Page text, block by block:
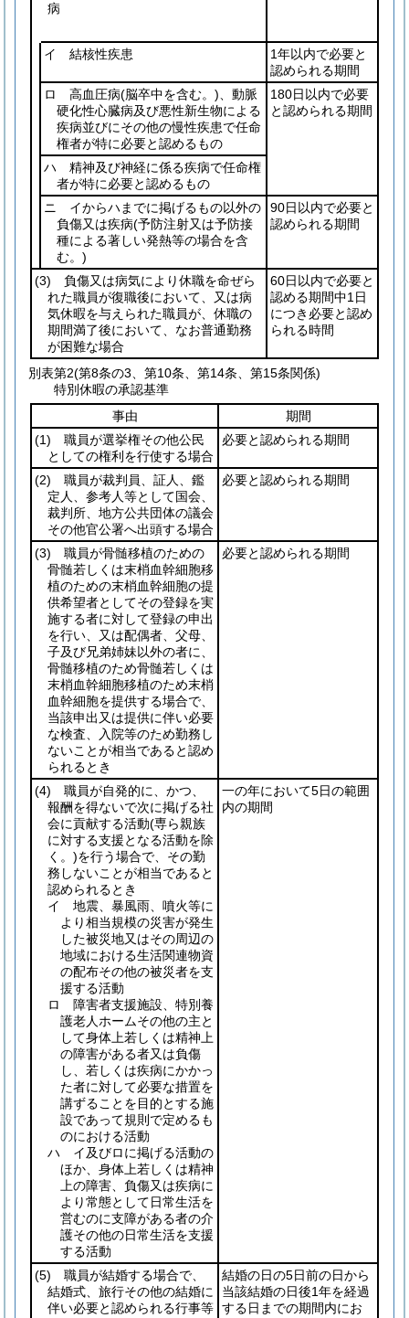
病
イ 結核性疾患
1年以内で必要と
認められる期間
ロ 高血圧病(脳卒中を含む。) 、動脈
硬化性心臓病及び悪性新生物による
疾病並びにその他の慢性疾患で任命
権者が特に必要と認めるもの
180日以内で必要
と認められる期間
ハ 精神及び神経に係る疾病で任命権
者が特に必要と認めるもの
ニ イからハまでに掲げるもの以外の
負傷又は疾病(予防注射又は予防接
種による著しい発熱等の場合を含
む。)
90日以内で必要と
認められる期間
(3) 負傷又は病気により休職を命ぜら
れた職員が復職後において、又は病
気休暇を与えられた職員が、休職の
期間満了後において、なお普通勤務
が困難な場合
60日以内で必要と
認める期間中1日
につき必要と認め
られる時間
別表第2(第8条の3、第10条、第14条、第15条関係)
特別休暇の承認基準
事由
期間
(1) 職員が選挙権その他公民
としての権利を行使する場合
必要と認められる期間
(2) 職員が裁判員、証人、鑑
定人、参考人等として国会、
裁判所、地方公共団体の議会
その他官公署へ出頭する場合
必要と認められる期間
(3) 職員が骨髄移植のための
骨髄若しくは末梢血幹細胞移
植のための末梢血幹細胞の提
供希望者としてその登録を実
施する者に対して登録の申出
を行い、又は配偶者、父母、
子及び兄弟姉妹以外の者に、
骨髄移植のため骨髄若しくは
末梢血幹細胞移植のため末梢
血幹細胞を提供する場合で、
当該申出又は提供に伴い必要
な検査、入院等のため勤務し
ないことが相当であると認め
られるとき
必要と認められる期間
(4) 職員が自発的に、かつ、
報酬を得ないで次に掲げる社
会に貢献する活動(専ら親族
に対する支援となる活動を除
く。)を行う場合で、その勤
務しないことが相当であると
認められるとき
イ 地震、暴風雨、噴火等に
より相当規模の災害が発生
した被災地又はその周辺の
地域における生活関連物資
の配布その他の被災者を支
援する活動
ロ 障害者支援施設、特別養
護老人ホームその他の主と
して身体上若しくは精神上
の障害がある者又は負傷
し、若しくは疾病にかかっ
た者に対して必要な措置を
講ずることを目的とする施
設であって規則で定めるも
のにおける活動
ハ イ及びロに掲げる活動の
ほか、身体上若しくは精神
上の障害、負傷又は疾病に
より常態として日常生活を
営むのに支障がある者の介
護その他の日常生活を支援
する活動
一の年において5日の範囲
内の期間
(5) 職員が結婚する場合で、
結婚式、旅行その他の結婚に
伴い必要と認められる行事等
結婚の日の5日前の日から
当該結婚の日後1年を経過
する日までの期間内にお